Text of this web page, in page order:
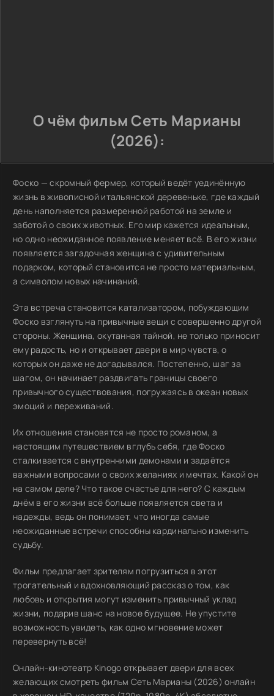
О чём фильм Сеть Марианы
(2026):
Фоско — скромный фермер, который ведёт уединённую
жизнь в живописной итальянской деревеньке, где каждый
день наполняется размеренной работой на земле и
заботой о своих животных. Его мир кажется идеальным,
но одно неожиданное появление меняет всё. В его жизни
появляется загадочная женщина с удивительным
подарком, который становится не просто материальным,
а символом новых начинаний.
Эта встреча становится катализатором, побуждающим
Фоско взглянуть на привычные вещи с совершенно другой
стороны. Женщина, окутанная тайной, не только приносит
ему радость, но и открывает двери в мир чувств, о
которых он даже не догадывался. Постепенно, шаг за
шагом, он начинает раздвигать границы своего
привычного существования, погружаясь в океан новых
эмоций и переживаний.
Их отношения становятся не просто романом, а
настоящим путешествием вглубь себя, где Фоско
сталкивается с внутренними демонами и задаётся
важными вопросами о своих желаниях и мечтах. Какой он
на самом деле? Что такое счастье для него? С каждым
днём в его жизни всё больше появляется света и
надежды, ведь он понимает, что иногда самые
неожиданные встречи способны кардинально изменить
судьбу.
Фильм предлагает зрителям погрузиться в этот
трогательный и вдохновляющий рассказ о том, как
любовь и открытия могут изменить привычный уклад
жизни, подарив шанс на новое будущее. Не упустите
возможность увидеть, как одно мгновение может
перевернуть всё!
Онлайн-кинотеатр Kinogo открывает двери для всех
желающих смотреть фильм Сеть Марианы (2026) онлайн